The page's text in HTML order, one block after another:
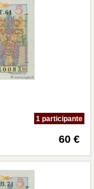
1 participante
60 €